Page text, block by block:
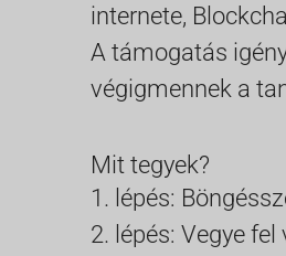
internete,
A támogatás
végigmennek a
Mit tegyek?
1. lépés:
2. lépés: Vegye